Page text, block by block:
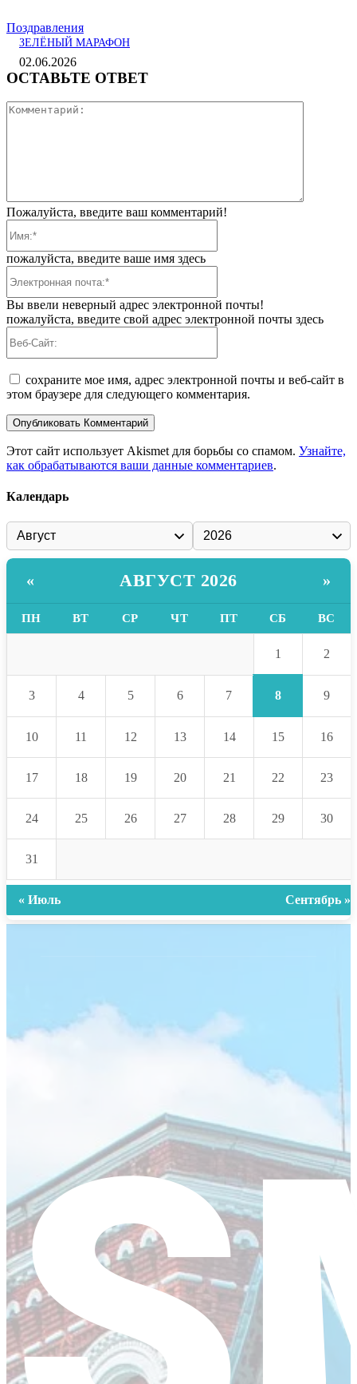
Поздравления
ЗЕЛЁНЫЙ МАРАФОН
02.06.2026
ОСТАВЬТЕ ОТВЕТ
Пожалуйста, введите ваш комментарий!
пожалуйста, введите ваше имя здесь
Вы ввели неверный адрес электронной почты!
пожалуйста, введите свой адрес электронной почты здесь
сохраните мое имя, адрес электронной почты и веб-сайт в
этом браузере для следующего комментария.
Этот сайт использует Akismet для борьбы со спамом. Узнайте,
как обрабатываются ваши данные комментариев.
Календарь
« АВГУСТ 2026 »
ПН ВТ СР ЧТ ПТ СБ ВС
1 2
3 4 5 6 7 8 9
10 11 12 13 14 15 16
17 18 19 20 21 22 23
24 25 26 27 28 29 30
31
« Июль Сентябрь »